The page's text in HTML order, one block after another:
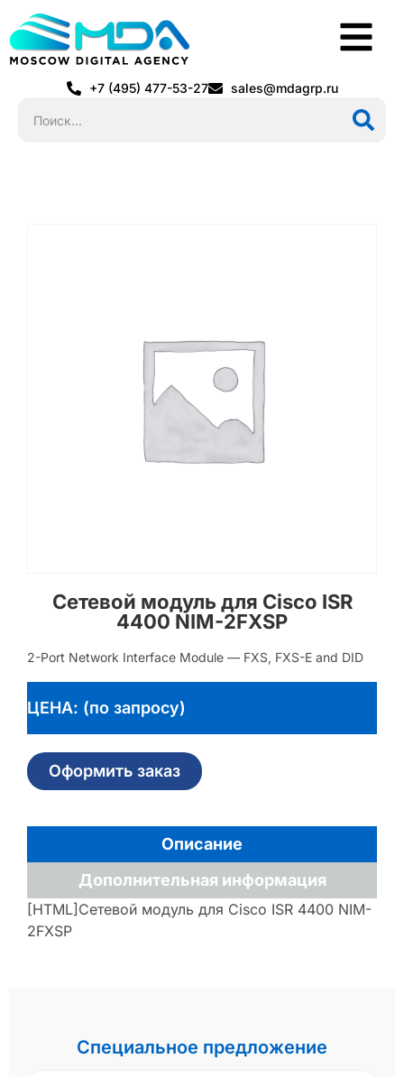
+7 (495) 477-53-27 sales@mdagrp.ru
Сетевой модуль для Cisco ISR
4400 NIM-2FXSP
2-Port Network Interface Module — FXS, FXS-E and DID
ЦЕНА: (по запросу)
Оформить заказ
Описание
Дополнительная информация
[HTML]Сетевой модуль для Cisco ISR 4400 NIM-
2FXSP
Специальное предложение